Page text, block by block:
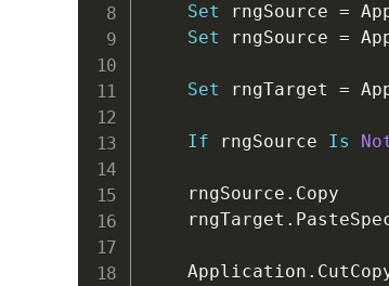
Set rngSource =
Set rngSource =
Set rngTarget =
If rngSource Is
    rngSource
. Copy
    rngTarget
.
    Application
.